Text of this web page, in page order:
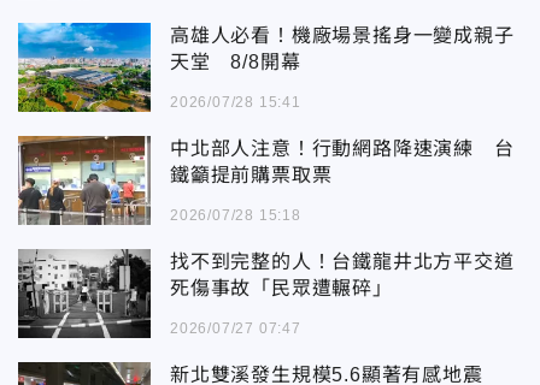
高雄人必看！機廠場景搖身一變成親子
天堂 8/8開幕
2026/07/28 15:41
中北部人注意！行動網路降速演練 台
鐵籲提前購票取票
2026/07/28 15:18
找不到完整的人！台鐵龍井北方平交道
死傷事故「民眾遭輾碎」
2026/07/27 07:47
新北雙溪發生規模5.6顯著有感地震